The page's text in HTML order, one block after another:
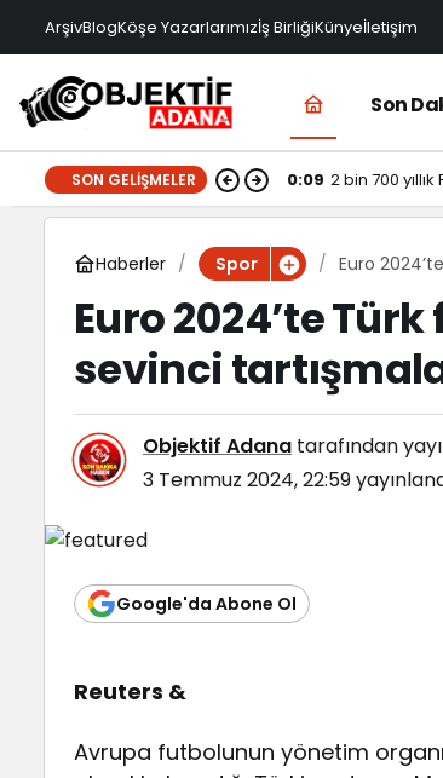
ArşivBlogKöşe Yazarlarımızİş BirliğiKünyeİletişim
Son
SON GELIŞMELER 0:09 2 bin 700
Haberler Spor Euro
Euro 2024’te
sevinci
Objektif Adana tarafından
3 Temmuz 2024, 22:59
Google'da Abone Ol
Reuters &
Avrupa futbolunun yönetim organı